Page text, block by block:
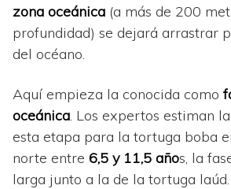
zona oceánica (a más de 200
profundidad) se dejará arrastrar
del océano.
Aquí empieza la conocida como
oceánica. Los expertos estiman
esta etapa para la tortuga boba
norte entre 6,5 y 11,5 años, la
larga junto a la de la tortuga